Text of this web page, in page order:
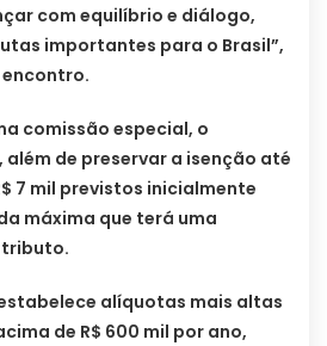
com equilíbrio e diálogo,
importantes para o Brasil”,
comissão especial, o
de preservar a isenção até
7 mil previstos inicialmente
máxima que terá uma
alíquotas mais altas
de R$ 600 mil por ano,